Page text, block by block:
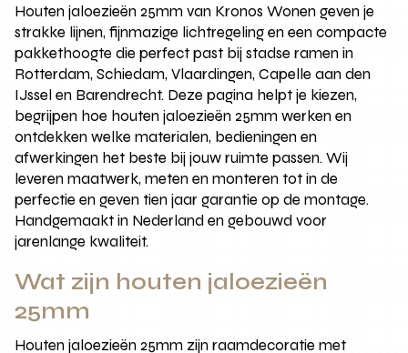
Houten jaloezieën 25mm van Kronos Wonen geven je
strakke lijnen, fijnmazige lichtregeling en een compacte
pakkethoogte die perfect past bij stadse ramen in
Rotterdam, Schiedam, Vlaardingen, Capelle aan den
IJssel en Barendrecht. Deze pagina helpt je kiezen,
begrijpen hoe houten jaloezieën 25mm werken en
ontdekken welke materialen, bedieningen en
afwerkingen het beste bij jouw ruimte passen. Wij
leveren maatwerk, meten en monteren tot in de
perfectie en geven tien jaar garantie op de montage.
Handgemaakt in Nederland en gebouwd voor
jarenlange kwaliteit.
Wat zijn houten jaloezieën
25mm
Houten jaloezieën 25mm zijn raamdecoratie met